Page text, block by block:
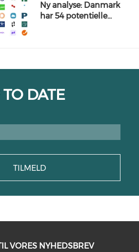
Ny analyse: Danmark
har 54 potentielle…
DATE
TILMELD
VORES NYHEDSBREV